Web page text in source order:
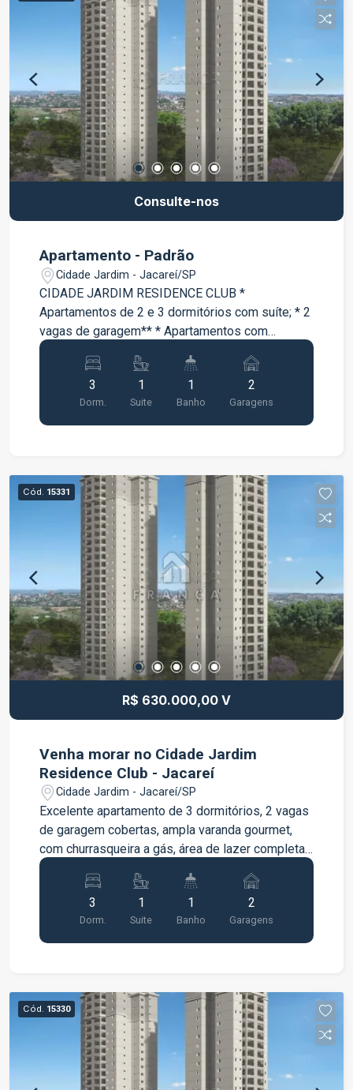
Consulte-nos
Apartamento - Padrão
Cidade Jardim - Jacareí/SP
CIDADE JARDIM RESIDENCE CLUB *
Apartamentos de 2 e 3 dormitórios com suíte; * 2
vagas de garagem** * Apartamentos com
varanda * Lazer completo entregue e equipado e
decorado;
3
Dorm.
1
Suite
1
Banho
2
Garagens
Cód. 15331
R$ 630.000,00 V
Venha morar no Cidade Jardim
Residence Club - Jacareí
Cidade Jardim - Jacareí/SP
Excelente apartamento de 3 dormitórios, 2 vagas
de garagem cobertas, ampla varanda gourmet,
com churrasqueira a gás, área de lazer completa
equipada e decorada, próximo a área central e
fácil acesso para rodovias. Agende sua visita.
3
Dorm.
1
Suite
1
Banho
2
Garagens
Cód. 15330